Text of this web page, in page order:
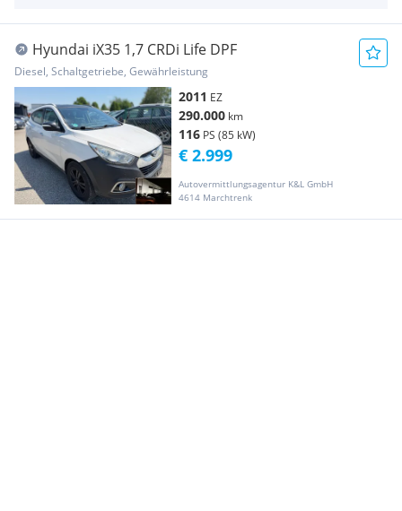
Hyundai iX35 1,7 CRDi Life DPF
Diesel, Schaltgetriebe, Gewährleistung
2011 EZ
290.000 km
116 PS (85 kW)
Autovermittlungsagentur K&L GmbH
4614 Marchtrenk
€ 2.999